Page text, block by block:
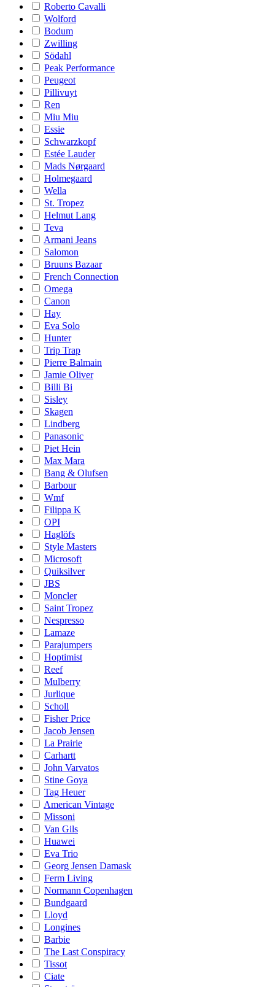
Roberto Cavalli
Wolford
Bodum
Zwilling
Södahl
Peak Performance
Peugeot
Pillivuyt
Ren
Miu Miu
Essie
Schwarzkopf
Estée Lauder
Mads Nørgaard
Holmegaard
Wella
St. Tropez
Helmut Lang
Teva
Armani Jeans
Salomon
Bruuns Bazaar
French Connection
Omega
Canon
Hay
Eva Solo
Hunter
Trip Trap
Pierre Balmain
Jamie Oliver
Billi Bi
Sisley
Skagen
Lindberg
Panasonic
Piet Hein
Max Mara
Bang & Olufsen
Barbour
Wmf
Filippa K
OPI
Haglöfs
Style Masters
Microsoft
Quiksilver
JBS
Moncler
Saint Tropez
Nespresso
Lamaze
Parajumpers
Hoptimist
Reef
Mulberry
Jurlique
Scholl
Fisher Price
Jacob Jensen
La Prairie
Carhartt
John Varvatos
Stine Goya
Tag Heuer
American Vintage
Missoni
Van Gils
Huawei
Eva Trio
Georg Jensen Damask
Ferm Living
Normann Copenhagen
Bundgaard
Lloyd
Longines
Barbie
The Last Conspiracy
Tissot
Ciate